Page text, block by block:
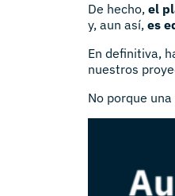
De hecho, el
y, aun así, es
En definitiva,
nuestros
No porque